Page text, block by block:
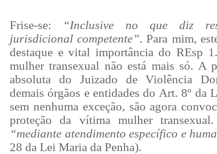
Frise-se:
“Inclusive no que diz
jurisdicional competente”. Para mim,
destaque e vital importância do REsp
mulher transexual não está mais só. A
absoluta do Juizado de Violência
demais órgãos e entidades do Art. 8º da
sem nenhuma exceção, são agora
proteção da vítima mulher
“mediante atendimento específico e
28 da Lei Maria da Penha).